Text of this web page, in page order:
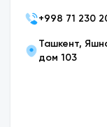
+998 71 230
Ташкент,
дом 103